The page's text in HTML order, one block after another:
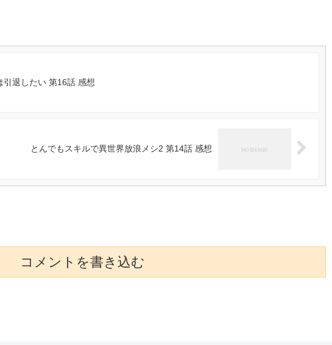
引退したい 第16話 感想
とんでもスキルで異世界放浪メシ2 第14話 感想
コメントを書き込む